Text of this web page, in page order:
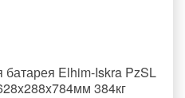
батарея Elhim-Iskra PzSL
384кг